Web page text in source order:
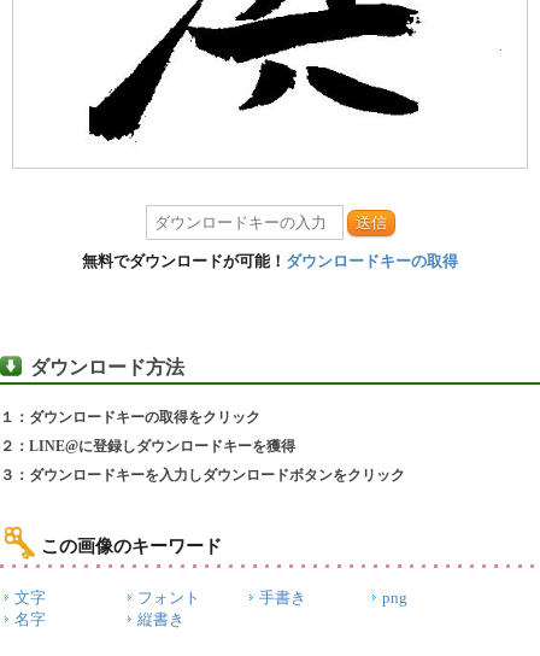
送信
無料でダウンロードが可能！ ダウンロードキーの取得
ダウンロード方法
１：ダウンロードキーの取得をクリック
２：LINE@に登録しダウンロードキーを獲得
３：ダウンロードキーを入力しダウンロードボタンをクリック
この画像のキーワード
文字 フォント 手書き
png
名字
縦書き